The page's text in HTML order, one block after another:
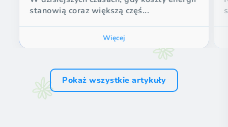
stanowią coraz większą częś...
Więcej
Pokaż wszystkie artykuły